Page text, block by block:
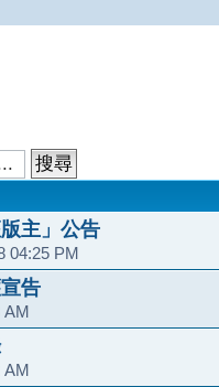
主」公告
04:25 PM
告
AM
AM